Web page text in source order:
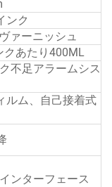
ンク
ァーニッシュ
クあたり400ML
不足アラームシス
ルム、自己接着式
ンターフェース